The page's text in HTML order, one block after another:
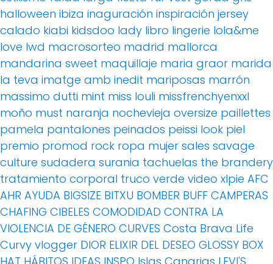
halloween ibiza inaguración inspiración jersey
calado kiabi kidsdoo lady libro lingerie lola&me
love lwd macrosorteo madrid mallorca
mandarina sweet maquillaje maria graor marida
la teva imatge amb inedit mariposas marrón
massimo dutti mint miss louli missfrenchyenxxl
moño must naranja nochevieja oversize paillettes
pamela pantalones peinados peissi look piel
premio promod rock ropa mujer sales savage
culture sudadera surania tachuelas the brandery
tratamiento corporal truco verde video xlpie AFC
AHR AYUDA BIGSIZE BITXU BOMBER BUFF CAMPERAS
CHAFING CIBELES COMODIDAD CONTRA LA
VIOLENCIA DE GÉNERO CURVES Costa Brava Life
Curvy vlogger DIOR ELIXIR DEL DESEO GLOSSY BOX